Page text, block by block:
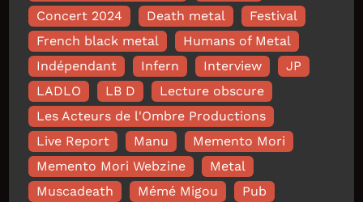
Concert 2024
Death metal
Festival
French black metal
Humans of Metal
Indépendant
Infern Interview
JP
LADLO
LB D
Lecture obscure
Les Acteurs de l'Ombre Productions
Live Report
Manu
Memento Mori
Memento Mori Webzine
Metal
Muscadeath
Mémé Migou
Pub